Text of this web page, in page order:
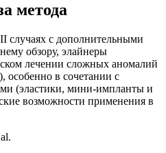
метода
случаях с дополнительными
обзору, элайнеры
лечении сложных аномалий
особенно в сочетании с
(эластики, мини-импланты и
возможности применения в